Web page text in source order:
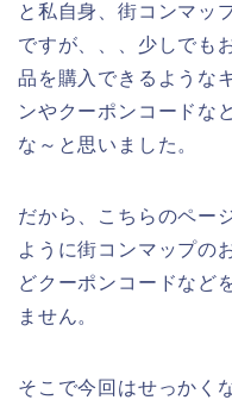
と私自身、街コンマッ
ですが、、、少しでも
品を購入できるような
ンやクーポンコードな
な～と思いました。
だから、こちらのペー
ように街コンマップの
どクーポンコードなど
ません。
そこで今回はせっかく